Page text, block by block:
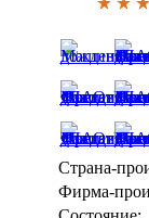
Страна-
Фирма-